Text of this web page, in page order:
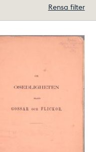
Rensa filter